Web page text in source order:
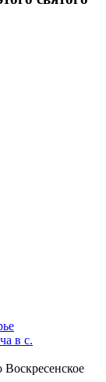
в с.
Воскресенское